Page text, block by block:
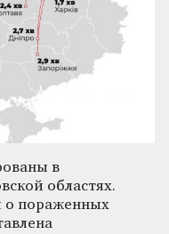
в
областях.
о пораженных